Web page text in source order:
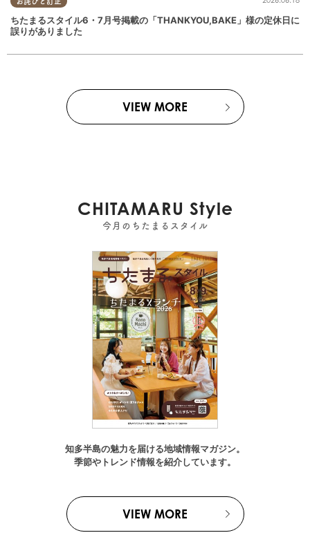
ちたまるスタイル6・7月号掲載の「THANKYOU,BAKE」様の定休日に
誤りがありました
VIEW MORE
CHITAMARU Style
今月のちたまるスタイル
知多半島の魅力を届ける地域情報マガジン。
季節やトレンド情報を紹介しています。
VIEW MORE